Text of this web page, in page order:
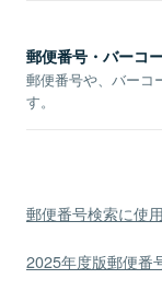
郵便番号・バーコ
郵便番号や、バーコ
す。
郵便番号検索に使
2025年度版郵便番